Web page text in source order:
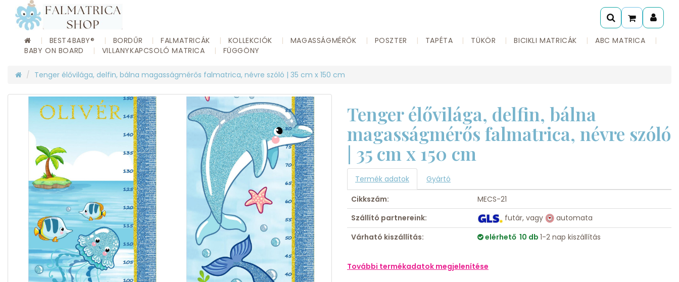
BEST4BABY® BORDŰR FALMATRICÁK KOLLEKCIÓK MAGASSÁGMÉRŐK POSZTER TAPÉTA TÜKÖR BICIKLI MATRICÁK
ABC MATRICA
BABY ON BOARD
VILLANYKAPCSOLÓ MATRICA FÜGGÖNY
Tenger élővilága, delfin, bálna magasságmérős falmatrica, névre szóló | 35 cm x 150 cm
Tenger élővilága, delfin, bálna
magasságmérős falmatrica, névre szóló
| 35 cm x 150 cm
Termék adatok
Gyártó
Cikkszám:
MECS-21
Szállító partnereink:
futár, vagy
automata
Várható kiszállítás:
elérhető 10 db 1-2 nap kiszállítás
További termékadatok megjelenítése